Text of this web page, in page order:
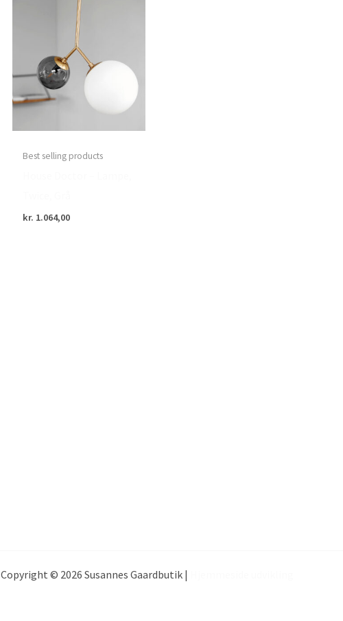
Best selling products
kr. 1.064,00
Copyright © 2026 Susannes Gaardbutik |